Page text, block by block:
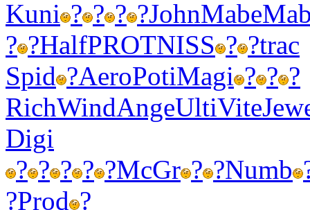
Kuni ? ? ? ?JohnMabe
? ?HalfPROTNISS ? ?trac
Spid ?AeroPotiMagi ? ? ?
RichWindAngeUltiVite
Digi
? ? ? ? ?McGr ? ?Numb
?Prod ?